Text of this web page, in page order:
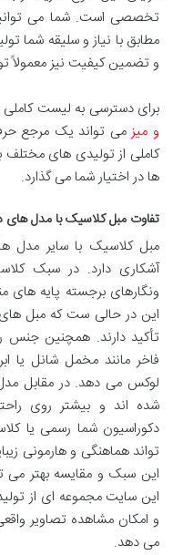
تخصصی است. شما می
مطابق با نیاز و سلیقه شما
و تضمین کیفیت نیز معمولاً
برای دسترسی به لیست کاملی
و میز می تواند یک مرجع
کاملی از تولیدی های مختلف
ها در اختیار شما می گذارد.
تفاوت مبل کلاسیک با مدل
مبل کلاسیک با سایر مدل
آشکاری دارد. در سبک
ونگارهای برجسته پایه
این در حالی ست که مبل
تأکید دارند. همچنین جنس
فاخر مانند مخمل شانل یا
لوکس می دهد. در مقابل
شده اند و بیشتر روی
دکوراسیون شما رسمی یا
تواند هماهنگی و هارمونی
این سبک و مقایسه بهتر می
این سایت مجموعه ای از
و امکان مشاهده تصاویر
می دهد.